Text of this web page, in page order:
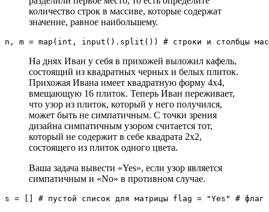
количество строк в массиве, которые содержат
значение, равное наибольшему.
n, m = map(int, input().split()) # строки и столбцы
На днях Иван у себя в прихожей выложил кафель,
состоящий из квадратных черных и белых плиток.
Прихожая Ивана имеет квадратную форму 4х4,
вмещающую 16 плиток. Теперь Иван переживает,
что узор из плиток, который у него получился,
может быть не симпатичным. С точки зрения
дизайна симпатичным узором считается тот,
который не содержит в себе квадрата 2х2,
состоящего из плиток одного цвета.
Ваша задача вывести «Yes», если узор является
симпатичным и «No» в противном случае.
s = [] # пустой список для матрицы flag = "Yes" #